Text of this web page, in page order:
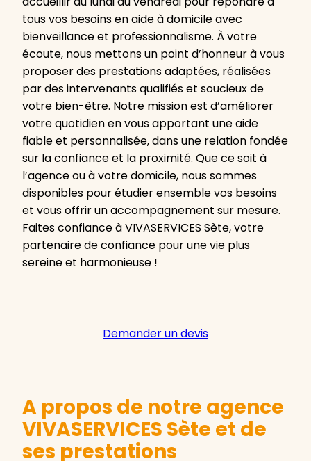
tous vos besoins en aide à domicile avec
bienveillance et professionnalisme. À votre
écoute, nous mettons un point d’honneur à vous
proposer des prestations adaptées, réalisées
par des intervenants qualifiés et soucieux de
votre bien-être. Notre mission est d’améliorer
votre quotidien en vous apportant une aide
fiable et personnalisée, dans une relation fondée
sur la confiance et la proximité. Que ce soit à
l’agence ou à votre domicile, nous sommes
disponibles pour étudier ensemble vos besoins
et vous offrir un accompagnement sur mesure.
Faites confiance à VIVASERVICES Sète, votre
partenaire de confiance pour une vie plus
sereine et harmonieuse !
Demander un devis
A propos de notre agence
VIVASERVICES Sète et de
ses prestations